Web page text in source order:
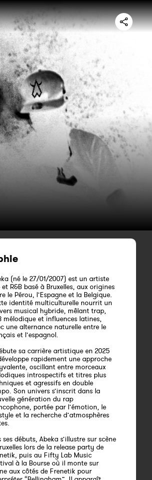
(né le 27/01/2007) est un artiste
et R&B basé à Bruxelles, aux origines
le Pérou, l’Espagne et la Belgique.
identité multiculturelle nourrit un
musical hybride, mêlant trap,
mélodique et influences latines,
une alternance naturelle entre le
et l’espagnol.
sa carrière artistique en 2025
rapidement une approche
oscillant entre morceaux
introspectifs et titres plus
et agressifs en double
Son univers s’inscrit dans la
génération du rap
portée par l’émotion, le
et la recherche d’atmosphères
ses débuts, Abeka s’illustre sur scène
lors de la release party de
puis au Fifty Lab Music
à la Bourse où il monte sur
aux côtés de Frenetik pour